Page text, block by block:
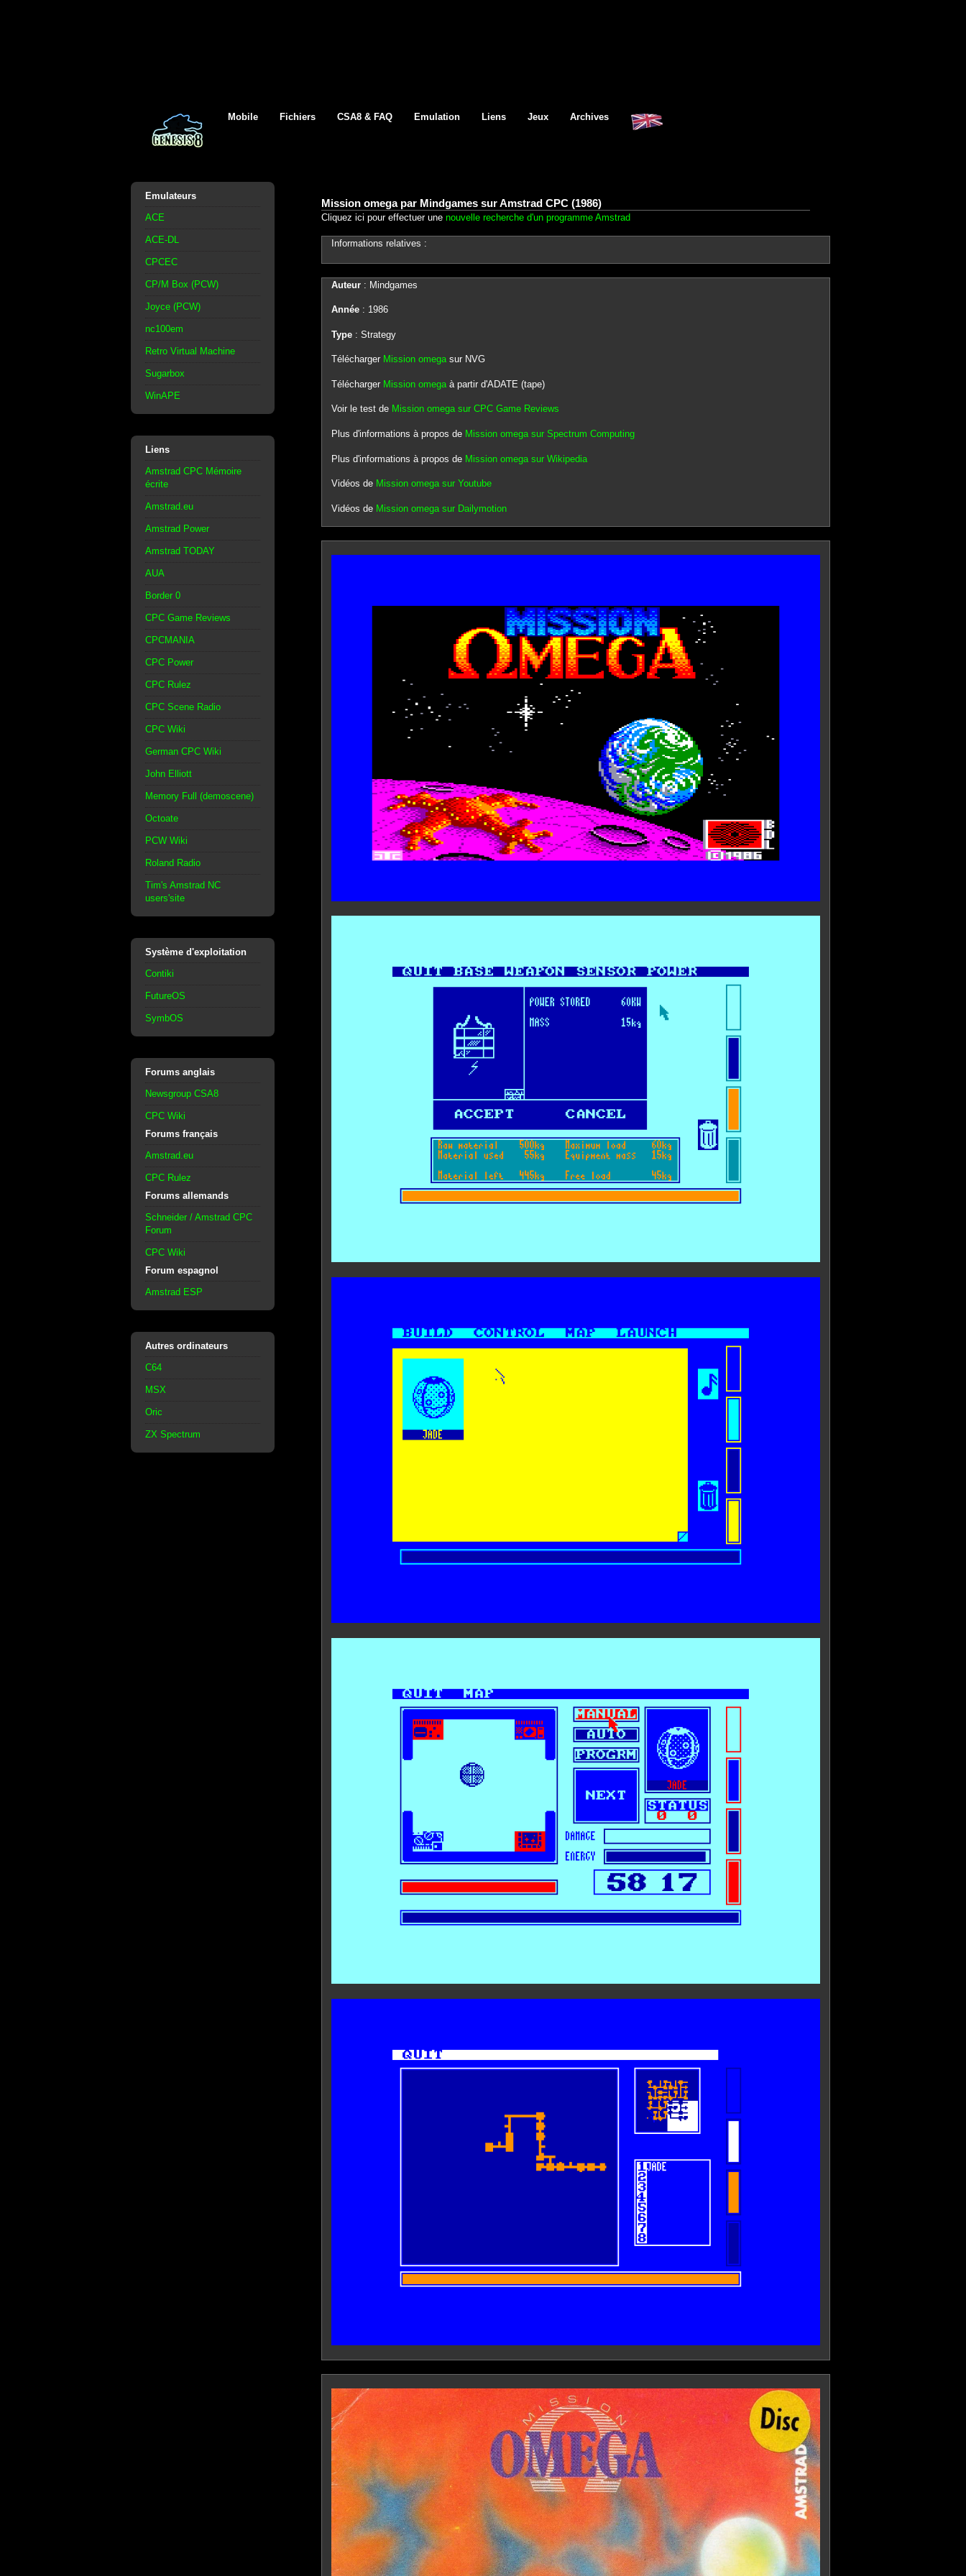
Mobile Fichiers CSA8 & FAQ Emulation Liens Jeux Archives
Emulateurs
ACE
ACE-DL
CPCEC
CP/M Box (PCW)
Joyce (PCW)
nc100em
Retro Virtual Machine
Sugarbox
WinAPE
Liens
Amstrad CPC Mémoire
écrite
Amstrad.eu
Amstrad Power
Amstrad TODAY
AUA
Border 0
CPC Game Reviews
CPCMANIA
CPC Power
CPC Rulez
CPC Scene Radio
CPC Wiki
German CPC Wiki
John Elliott
Memory Full (demoscene)
Octoate
PCW Wiki
Roland Radio
Tim's Amstrad NC
users'site
Système d'exploitation
Contiki
FutureOS
SymbOS
Forums anglais
Newsgroup CSA8
CPC Wiki
Forums français
Amstrad.eu
CPC Rulez
Forums allemands
Schneider / Amstrad CPC
Forum
CPC Wiki
Forum espagnol
Amstrad ESP
Autres ordinateurs
C64
MSX
Oric
ZX Spectrum
Mission omega par Mindgames sur Amstrad CPC (1986)
Cliquez ici pour effectuer une nouvelle recherche d'un programme Amstrad
Informations relatives :
Auteur: Mindgames
Année: 1986
Type: Strategy
Télécharger Mission omegasur NVG
Télécharger Mission omegaà partir d'ADATE (tape)
Voir le test de Mission omega sur CPC Game Reviews
Plus d'informations à propos de Mission omega sur Spectrum Computing
Plus d'informations à propos de Mission omega sur Wikipedia
Vidéos de Mission omega sur Youtube
Vidéos de Mission omega sur Dailymotion